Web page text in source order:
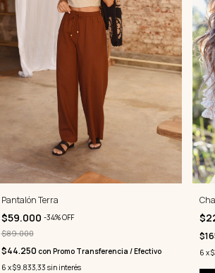
Pantalón Terra
$59.000 -34%OFF
$89.000
$44.250 con Promo Transferencia / Efectivo
6 x$9.833,33 sin interés
6 x